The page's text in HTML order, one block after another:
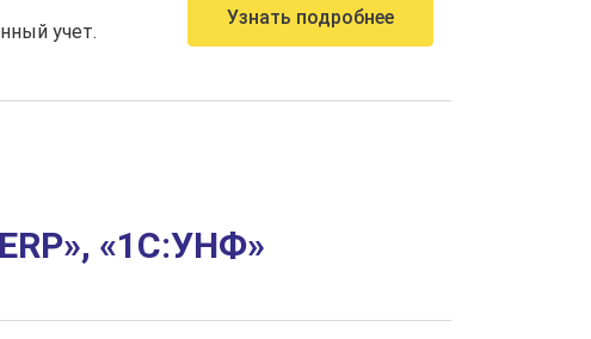
учет.
Узнать подробнее
«1С:УНФ»